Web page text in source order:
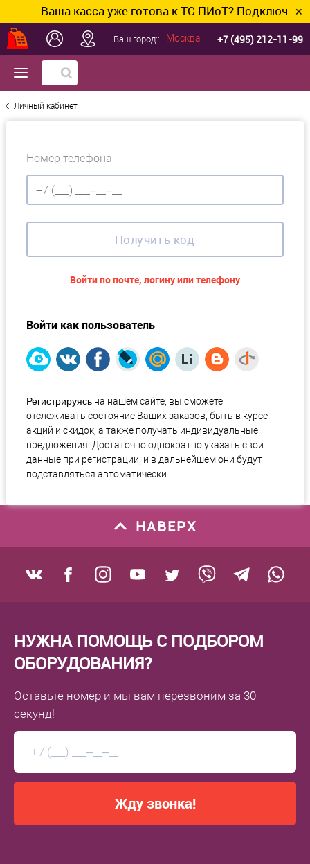
Ваша касса уже готова к ТС ПИоТ? Подключим и
✕
Ваш город:: Москва +7 (495) 212-11-99
Личный кабинет
Номер телефона
Получить код
Войти по почте, логину или телефону
Войти как пользователь
Регистрируясь на нашем сайте, вы сможете
отслеживать состояние Ваших заказов, быть в курсе
акций и скидок, а также получать индивидуальные
предложения. Достаточно однократно указать свои
данные при регистрации, и в дальнейшем они будут
подставляться автоматически.
НАВЕРХ
НУЖНА ПОМОЩЬ С ПОДБОРОМ
ОБОРУДОВАНИЯ?
Оставьте номер и мы вам перезвоним за 30
секунд!
Жду звонка!